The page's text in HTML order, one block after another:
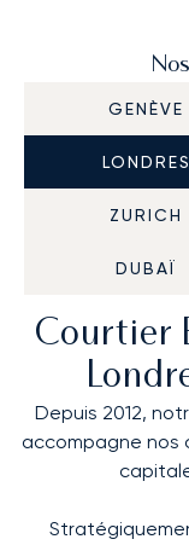
GENÈVE
LONDRES
ZURICH
DUBAÏ
Courtier
Depuis 2012,
accompagne nos